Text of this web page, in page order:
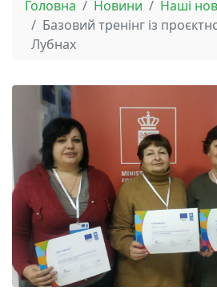
Головна Новини
Наші
Базовий тренінг із
Лубнах